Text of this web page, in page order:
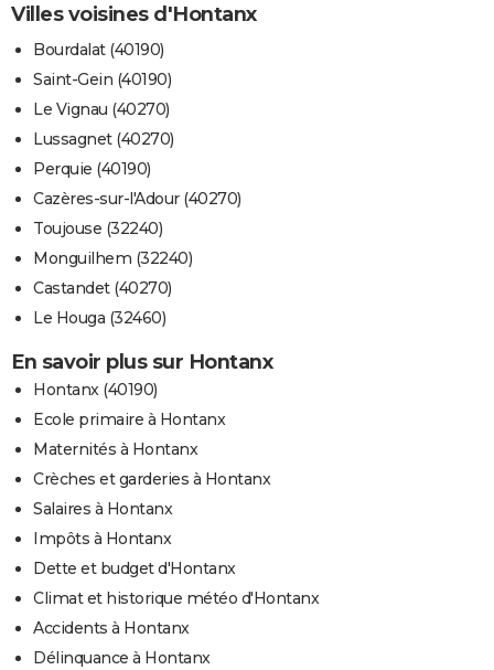
Villes voisines d'Hontanx
Bourdalat (40190)
Saint-Gein (40190)
Le Vignau (40270)
Lussagnet (40270)
Perquie (40190)
Cazères-sur-l'Adour (40270)
Toujouse (32240)
Monguilhem (32240)
Castandet (40270)
Le Houga (32460)
En savoir plus sur Hontanx
Hontanx (40190)
Ecole primaire à Hontanx
Maternités à Hontanx
Crèches et garderies à Hontanx
Salaires à Hontanx
Impôts à Hontanx
Dette et budget d'Hontanx
Climat et historique météo d'Hontanx
Accidents à Hontanx
Délinquance à Hontanx